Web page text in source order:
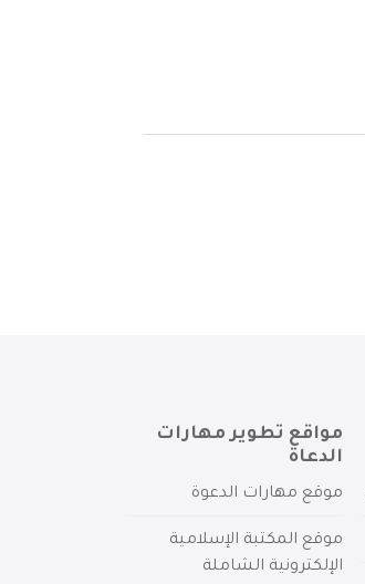
مواقع تطوير مهارات
الدعاة
موقع مهارات الدعوة
موقع المكتبة الإسلامية
الإلكترونية الشاملة